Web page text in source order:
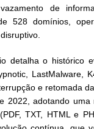
de
528 domínios,
detalha o histórico
LastMalware,
e retomada
2022, adotando
TXT, HTML e